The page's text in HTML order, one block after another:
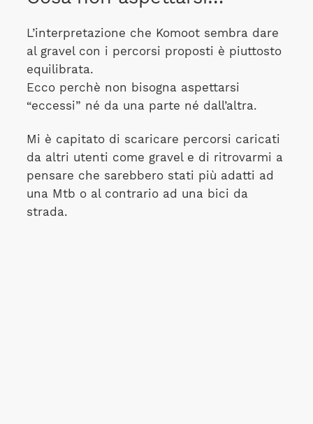
L’interpretazione che Komoot sembra dare
al gravel con i percorsi proposti è piuttosto
equilibrata.
Ecco perchè non bisogna aspettarsi
“eccessi” né da una parte né dall’altra.
Mi è capitato di scaricare percorsi caricati
da altri utenti come gravel e di ritrovarmi a
pensare che sarebbero stati più adatti ad
una Mtb o al contrario ad una bici da
strada.